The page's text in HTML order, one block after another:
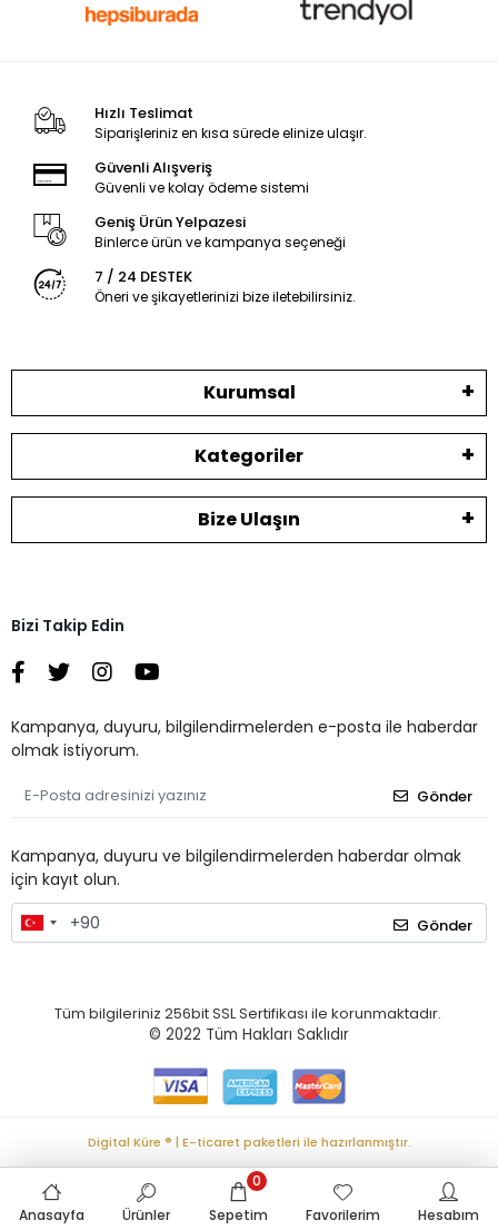
Hızlı Teslimat
Siparişleriniz en kısa sürede elinize ulaşır.
Güvenli Alışveriş
Güvenli ve kolay ödeme sistemi
Geniş Ürün Yelpazesi
Binlerce ürün ve kampanya seçeneği
7 / 24 DESTEK
Öneri ve şikayetlerinizi bize iletebilirsiniz.
Kurumsal
Kategoriler
Bize Ulaşın
Bizi Takip Edin
Kampanya, duyuru, bilgilendirmelerden e-posta ile haberdar
olmak istiyorum.
Gönder
Kampanya, duyuru ve bilgilendirmelerden haberdar olmak
için kayıt olun.
Gönder
Tüm bilgileriniz 256bit SSL Sertifikası ile korunmaktadır.
© 2022 Tüm Hakları Saklıdır
Anasayfa Ürünler Sepetim
0
Favorilerim
Hesabım
Digital Küre ® | E-ticaret paketleri ile hazırlanmıştır.